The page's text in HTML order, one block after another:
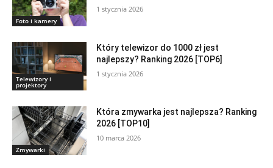
Foto i kamery
1 stycznia 2026
Telewizory i
projektory
Który telewizor do 1000 zł jest
najlepszy? Ranking 2026 [TOP6]
1 stycznia 2026
Zmywarki
Która zmywarka jest najlepsza? Ranking
2026 [TOP10]
10 marca 2026